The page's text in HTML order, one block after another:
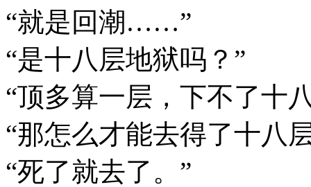
“就是回潮……”
“是十八层地狱吗？”
“顶多算一层，下不了十
“那怎么才能去得了十八
“死了就去了。”